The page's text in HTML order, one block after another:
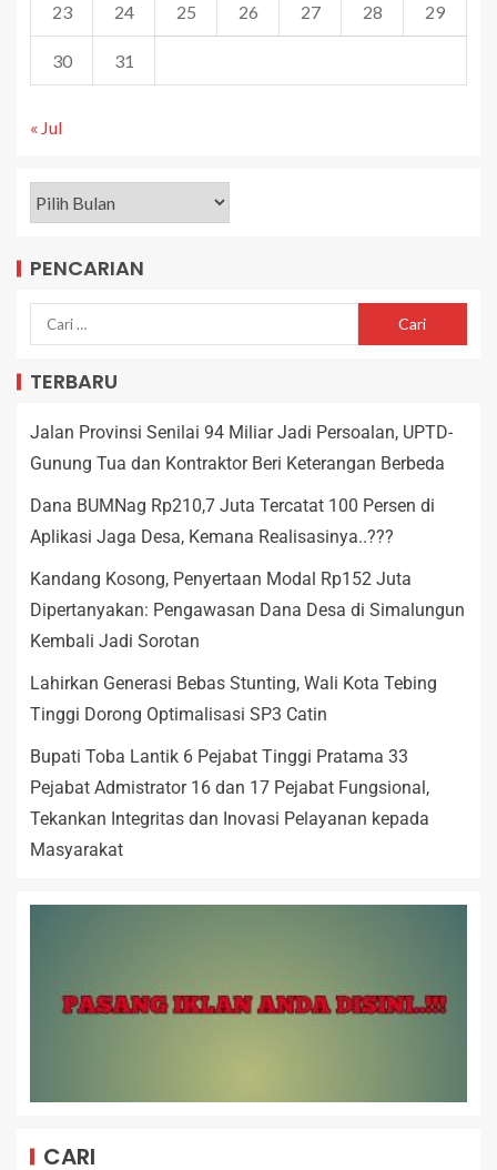
23 24 25 26 27 28 29
30 31
« Jul
PENCARIAN
TERBARU
Jalan Provinsi Senilai 94 Miliar Jadi Persoalan, UPTD-
Gunung Tua dan Kontraktor Beri Keterangan Berbeda
Dana BUMNag Rp210,7 Juta Tercatat 100 Persen di
Aplikasi Jaga Desa, Kemana Realisasinya..???
Kandang Kosong, Penyertaan Modal Rp152 Juta
Dipertanyakan: Pengawasan Dana Desa di Simalungun
Kembali Jadi Sorotan
Lahirkan Generasi Bebas Stunting, Wali Kota Tebing
Tinggi Dorong Optimalisasi SP3 Catin
Bupati Toba Lantik 6 Pejabat Tinggi Pratama 33
Pejabat Admistrator 16 dan 17 Pejabat Fungsional,
Tekankan Integritas dan Inovasi Pelayanan kepada
Masyarakat
CARI